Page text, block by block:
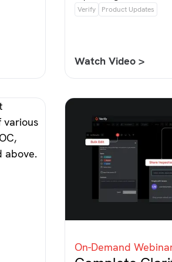
Verify Product Updates
Watch Video >
On-Demand